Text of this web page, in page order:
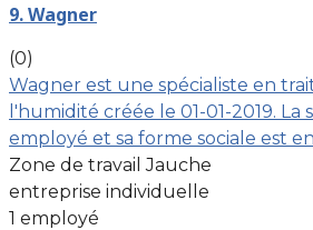
9. Wagner
(0)
Wagner est une spécialiste en
l'humidité créée le 01-01-2019. La
employé et sa forme sociale est
Zone de travail Jauche
entreprise individuelle
1 employé